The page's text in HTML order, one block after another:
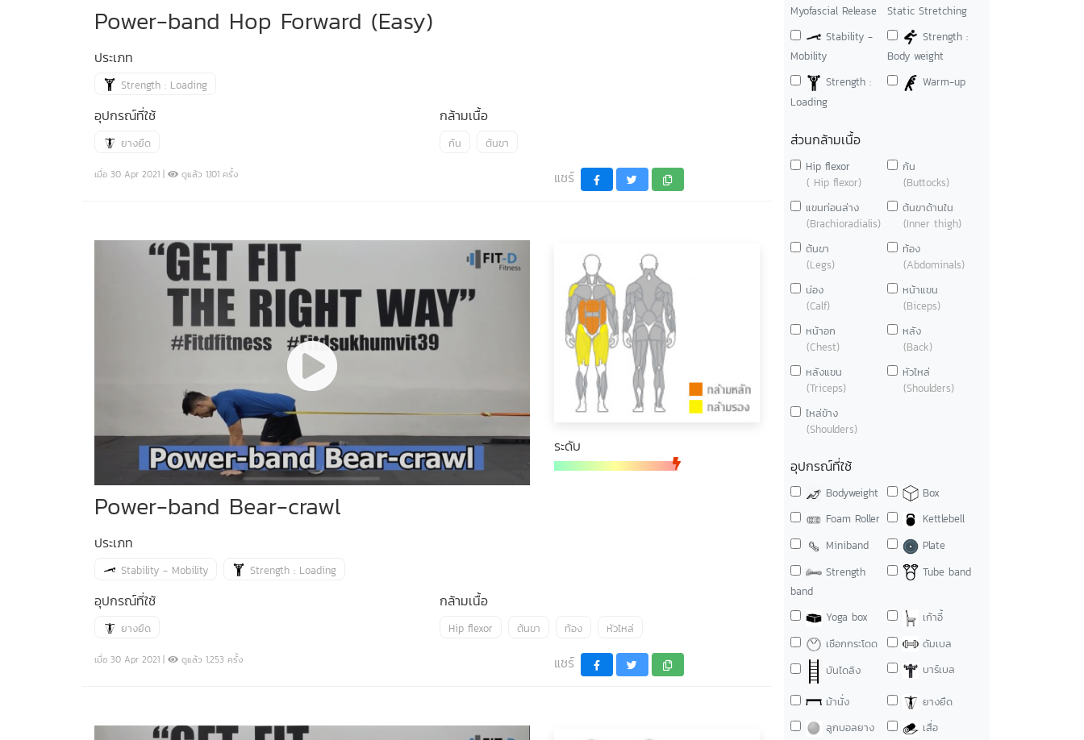
Power-band Hop Forward (Easy)
ประเภท
Strength : Loading
อุปกรณ์ที่ใช้
ยางยืด
กล้ามเนื้อ
ก้น ต้นขา
เมื่อ 30 Apr 2021 | ดูแล้ว 1,101 ครั้ง แชร์
ระดับ
Power-band Bear-crawl
ประเภท
Stability - Mobility Strength : Loading
อุปกรณ์ที่ใช้
ยางยืด
กล้ามเนื้อ
Hip flexor ต้นขา ท้อง หัวไหล่
เมื่อ 30 Apr 2021 | ดูแล้ว 1,253 ครั้ง แชร์
Myofascial Release
Static Stretching
Stability -
Mobility
Strength :
Body weight
Strength :
Loading
Warm-up
ส่วนกล้ามเนื้อ
Hip flexor
( Hip flexor)
ก้น
(Buttocks)
แขนท่อนล่าง
(Brachioradialis)
ต้นขาด้านใน
(Inner thigh)
ต้นขา
(Legs)
ท้อง
(Abdominals)
น่อง
(Calf)
หน้าแขน
(Biceps)
หน้าอก
(Chest)
หลัง
(Back)
หลังแขน
(Triceps)
หัวไหล่
(Shoulders)
ไหล่ข้าง
(Shoulders)
อุปกรณ์ที่ใช้
Bodyweight
Box
Foam Roller
Kettlebell
Miniband
Plate
Strength
band
Tube band
Yoga box
เก้าอี้
เชือกกระโดด
ดัมเบล
บันไดลิง
บาร์เบล
ม้านั่ง
ยางยืด
ลูกบอลยาง
เสื่อ